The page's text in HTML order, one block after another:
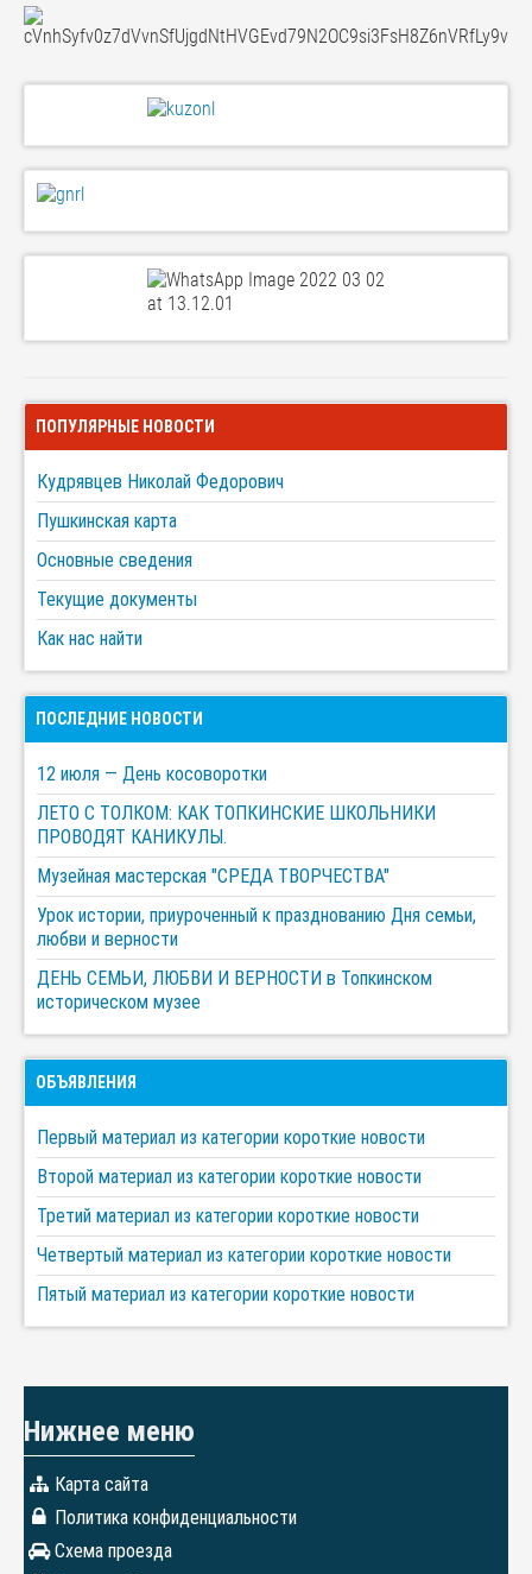
ПОПУЛЯРНЫЕ НОВОСТИ
Кудрявцев Николай Федорович
Пушкинская карта
Основные сведения
Текущие документы
Как нас найти
ПОСЛЕДНИЕ НОВОСТИ
12 июля — День косоворотки
ЛЕТО С ТОЛКОМ: КАК ТОПКИНСКИЕ ШКОЛЬНИКИ
ПРОВОДЯТ КАНИКУЛЫ.
Музейная мастерская "СРЕДА ТВОРЧЕСТВА"
Урок истории, приуроченный к празднованию Дня семьи,
любви и верности
ДЕНЬ СЕМЬИ, ЛЮБВИ И ВЕРНОСТИ в Топкинском
историческом музее
ОБЪЯВЛЕНИЯ
Первый материал из категории короткие новости
Второй материал из категории короткие новости
Третий материал из категории короткие новости
Четвертый материал из категории короткие новости
Пятый материал из категории короткие новости
Нижнее меню
Карта сайта
Политика конфиденциальности
Схема проезда